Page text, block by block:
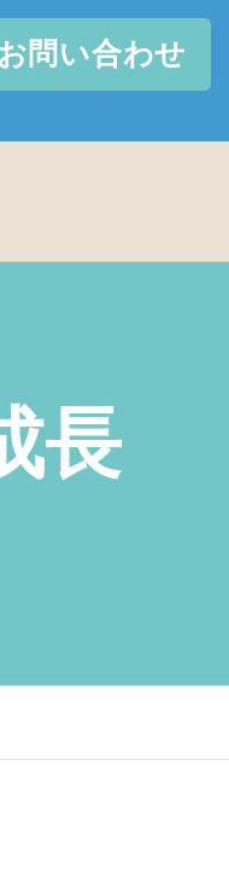
お問い合わせ
長